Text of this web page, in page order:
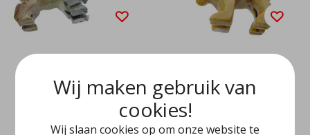
Dierfiguurtjes, 3 zoog
EUR 19,95
Dierfiguurtjes, 3 leuk
e dieren
EUR 19,95
Wij maken gebruik van
cookies!
Wij slaan cookies op om onze website te